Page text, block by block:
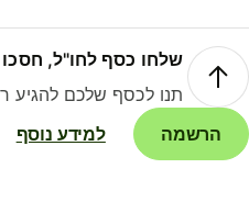
שלחו כסף לחו"ל, חסכו
תנו לכסף שלכם להגיע
הרשמה
למידע נוסף